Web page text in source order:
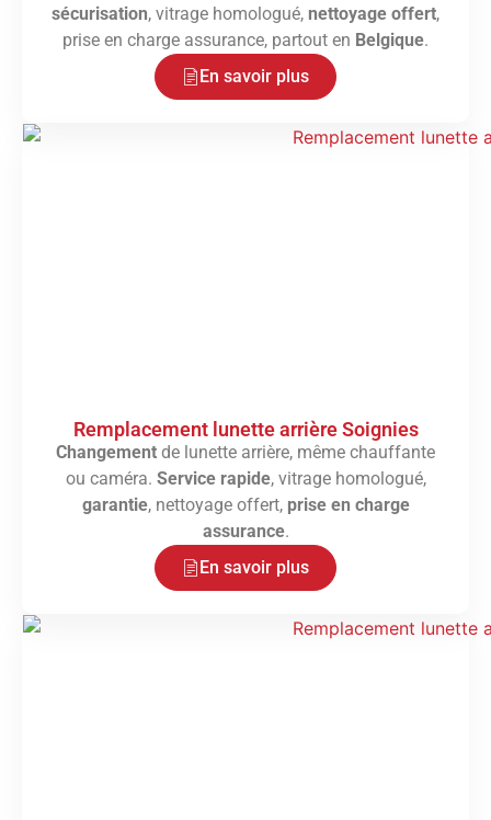
sécurisation, vitrage homologué, nettoyage offert,
prise en charge assurance, partout en Belgique.
En savoir plus
Remplacement lunette arrière Soignies
Changement de lunette arrière, même chauffante
ou caméra. Service rapide, vitrage homologué,
garantie, nettoyage offert, prise en charge
assurance.
En savoir plus